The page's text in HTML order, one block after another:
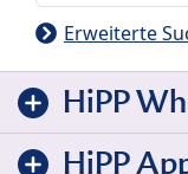
Erweiterte
HiPP
HiPP